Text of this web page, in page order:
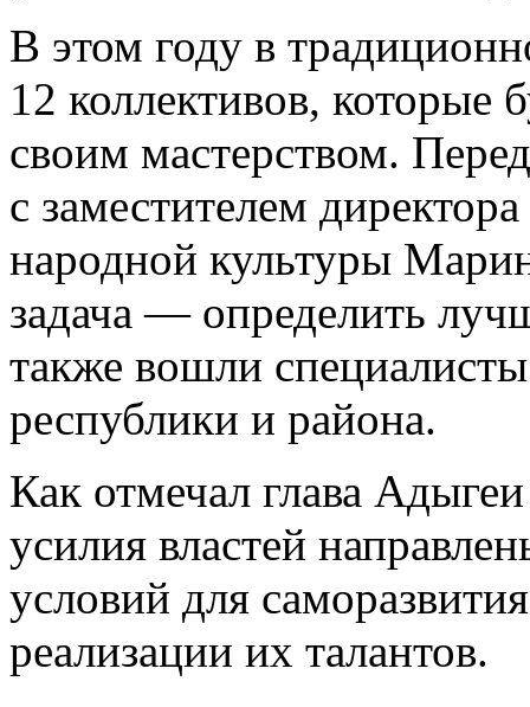
В этом году в
12 коллективов, которые
своим мастерством.
с заместителем
народной культуры
задача — определить
также вошли
республики и района.
Как отмечал глава
усилия властей
условий для
реализации их талантов.